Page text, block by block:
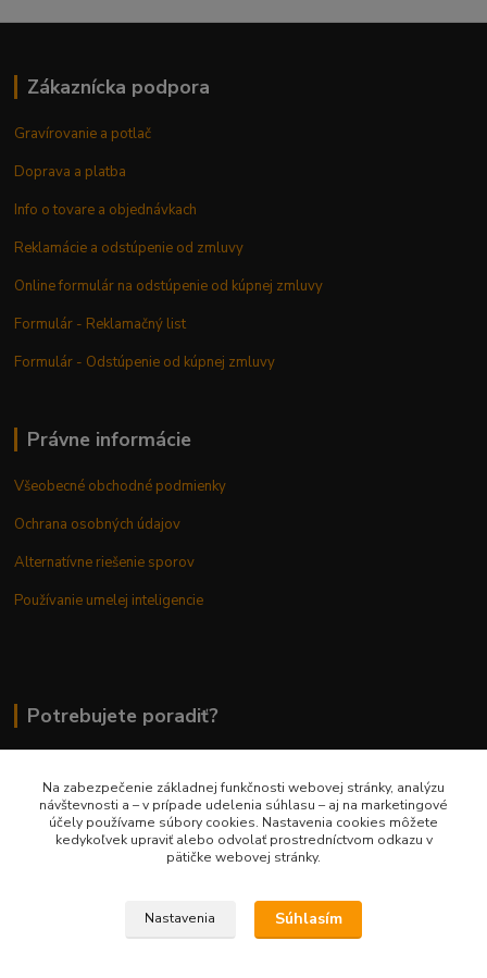
Zákaznícka podpora
Gravírovanie a potlač
Doprava a platba
Info o tovare a objednávkach
Reklamácie a odstúpenie od zmluvy
Online formulár na odstúpenie od kúpnej zmluvy
Formulár - Reklamačný list
Formulár - Odstúpenie od kúpnej zmluvy
Právne informácie
Všeobecné obchodné podmienky
Ochrana osobných údajov
Alternatívne riešenie sporov
Používanie umelej inteligencie
Potrebujete poradiť?
0948 236 042
info@margaretkashop.sk
Na zabezpečenie základnej funkčnosti webovej stránky, analýzu
návštevnosti a – v prípade udelenia súhlasu – aj na marketingové
účely používame súbory cookies. Nastavenia cookies môžete
kedykoľvek upraviť alebo odvolať prostredníctvom odkazu v
pätičke webovej stránky.
Nastavenia Súhlasím